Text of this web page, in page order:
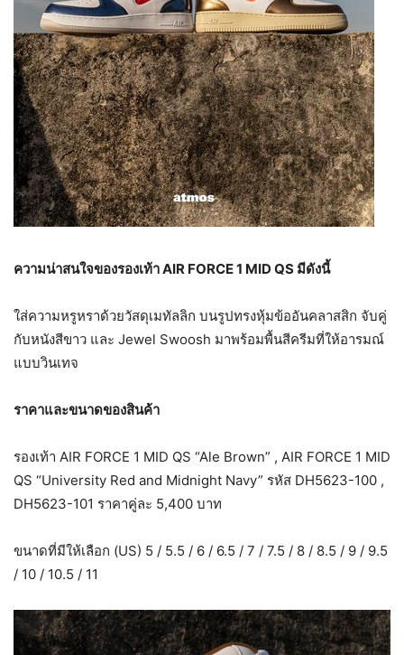
ความน่าสนใจของรองเท้าAIR FORCE 1 MID QS มีดังนี้
ใส่ความหรูหราด้วยวัสดุเมทัลลิก บนรูปทรงหุ้มข้ออันคลาสสิก จับคู่
กับหนังสีขาว และ Jewel Swoosh มาพร้อมพื้นสีครีมที่ให้อารมณ์
แบบวินเทจ
ราคาและขนาดของสินค้า
รองเท้า AIR FORCE 1 MID QS “Ale Brown” , AIR FORCE 1 MID
QS “University Red and Midnight Navy” รหัส DH5623-100 ,
DH5623-101 ราคาคู่ละ 5,400 บาท
ขนาดที่มีให้เลือก (US) 5 / 5.5 / 6 / 6.5 / 7 / 7.5 / 8 / 8.5 / 9 / 9.5
/ 10 / 10.5 / 11